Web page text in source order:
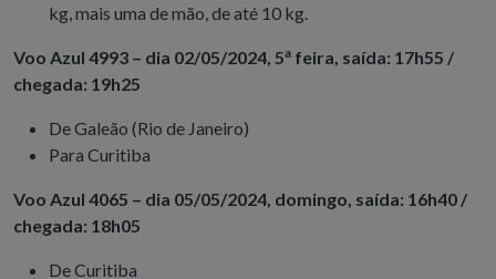
kg, mais uma de mão, de até 10 kg.
Voo Azul 4993 – dia 02/05/2024, 5a feira, saída: 17h55 /
chegada: 19h25
De Galeão (Rio de Janeiro)
Para Curitiba
Voo Azul 4065 – dia 05/05/2024, domingo, saída: 16h40 /
chegada: 18h05
De Curitiba